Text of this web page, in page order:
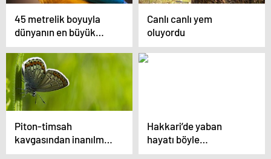
45 metrelik boyuyla
dünyanın en büyük
canlısı, canlı olarak
bulundu!
Canlı canlı yem
oluyordu
Piton-timsah
kavgasından inanılmaz
görüntüler
Hakkari’de yaban
hayatı böyle
görüntülendi